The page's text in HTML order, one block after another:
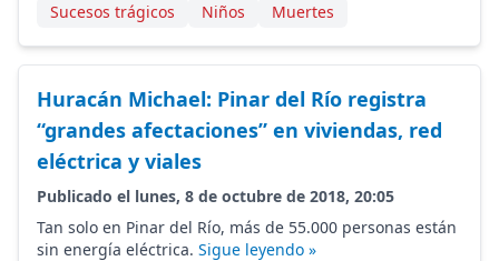
Sucesos trágicos Niños Muertes
Huracán Michael: Pinar del Río registra
“grandes afectaciones” en viviendas, red
eléctrica y viales
Publicado el lunes, 8 de octubre de 2018, 20:05
Tan solo en Pinar del Río, más de 55.000 personas están
sin energía eléctrica. Sigue leyendo »